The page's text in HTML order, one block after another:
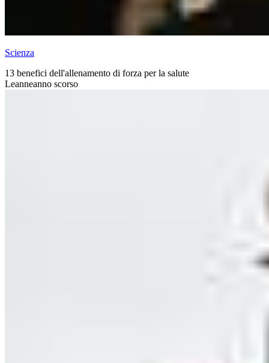
Scienza
13 benefici dell'allenamento di forza per la salute
Leanneanno scorso